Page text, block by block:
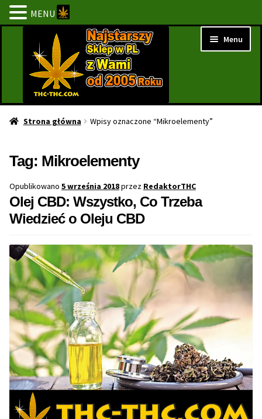
nawigacji
treści
Menu
Strona Główna
NOWOŚCI
PROMOCJE
PROMOCJE 1+1
NAJLEPSZE OKAZJE
PROMOCJA TYGODNIA
Dla Początkujących
Indoor w Domu
Outdoor na Dworze
Strona główna Wpisy oznaczone “Mikroelementy”
Tag: Mikroelementy
Opublikowano 5 września 2018przez RedaktorTHC
Olej CBD: Wszystko, Co Trzeba
Wiedzieć o Oleju CBD
MENU